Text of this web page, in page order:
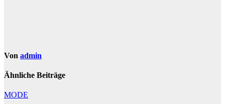
Von admin
Ähnliche Beiträge
MODE